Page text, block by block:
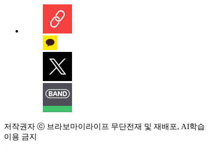
저작권자 ⓒ 브라보마이라이프 무단전재 및 재배포, AI학습
이용 금지